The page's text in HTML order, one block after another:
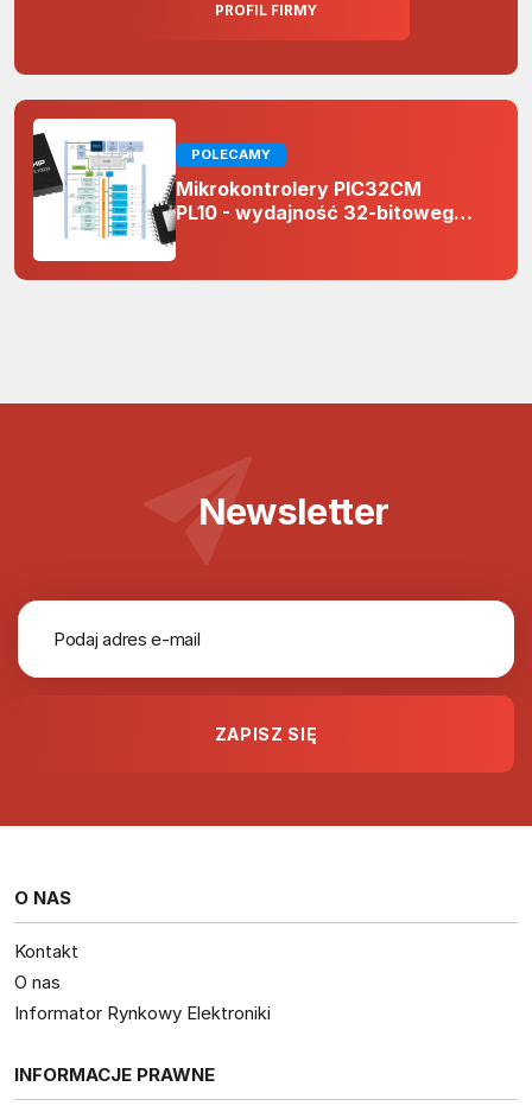
PROFIL FIRMY
POLECAMY
Mikrokontrolery PIC32CM
PL10 - wydajność 32-bitowego
projektach 5 V
Newsletter
O NAS
Kontakt
O nas
Informator Rynkowy Elektroniki
INFORMACJE PRAWNE